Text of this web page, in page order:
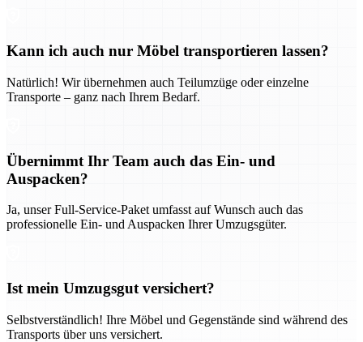
Kann ich auch nur Möbel transportieren lassen?
Natürlich! Wir übernehmen auch Teilumzüge oder einzelne
Transporte – ganz nach Ihrem Bedarf.
Übernimmt Ihr Team auch das Ein- und
Auspacken?
Ja, unser Full-Service-Paket umfasst auf Wunsch auch das
professionelle Ein- und Auspacken Ihrer Umzugsgüter.
Ist mein Umzugsgut versichert?
Selbstverständlich! Ihre Möbel und Gegenstände sind während des
Transports über uns versichert.